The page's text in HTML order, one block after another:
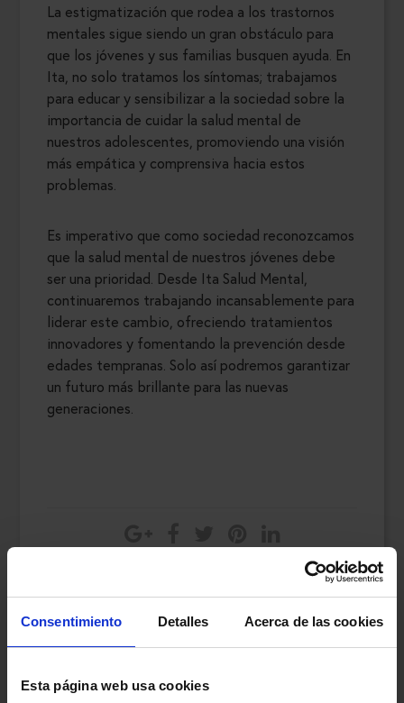
Consentimiento Detalles Acerca de las cookies
Esta página web usa cookies
La estigmatización que rodea a los trastornos
mentales sigue siendo un gran obstáculo para
que los jóvenes y sus familias busquen ayuda. En
Ita, no solo tratamos los síntomas; trabajamos
para educar y sensibilizar a la sociedad sobre la
importancia de cuidar la salud mental de
nuestros adolescentes, promoviendo una visión
más empática y comprensiva hacia estos
problemas.
Es imperativo que como sociedad reconozcamos
que la salud mental de nuestros jóvenes debe
ser una prioridad. Desde Ita Salud Mental,
continuaremos trabajando incansablemente para
liderar este cambio, ofreciendo tratamientos
innovadores y fomentando la prevención desde
edades tempranas. Solo así podremos garantizar
un futuro más brillante para las nuevas
generaciones.